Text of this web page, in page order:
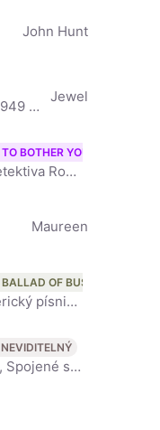
John Hunt
Sissy Spacek vlastním jménem Mary Elizabeth Spacek (* 25. prosince 1949 Quitman, Texas, USA) je americká herečka a zpěvačka, držitelka Oscara za nejlepší ženský herecký výkon z roku 1981 za film První
Jewel
BOTHER YOU
Americký herec, filmový režisér a politický aktivista. Proslul svojí rolí detektiva Rogera Murtaugha ve filmové sérii Smrtonosných zbraní. Wikipedia
Maureen
OF BUSTER SCRUGGS
Thomas Alan Waits (* 7. prosince 1949 Pomona, Kalifornie, USA) je americký písničkář, šansoniér, autor písní a herec. O jeho hlase americký kritik Daniel Durchholz napsal:
NEVIDITELNÝ
Elisabeth Singleton Moss (* 24. července 1982, Los Angeles, Kalifornie, Spojené státy americké) je americká herečka. Mezi její známé role patří Zoey Bartlet, třetí a nejmladší dcera prezidenta Jeda Bar